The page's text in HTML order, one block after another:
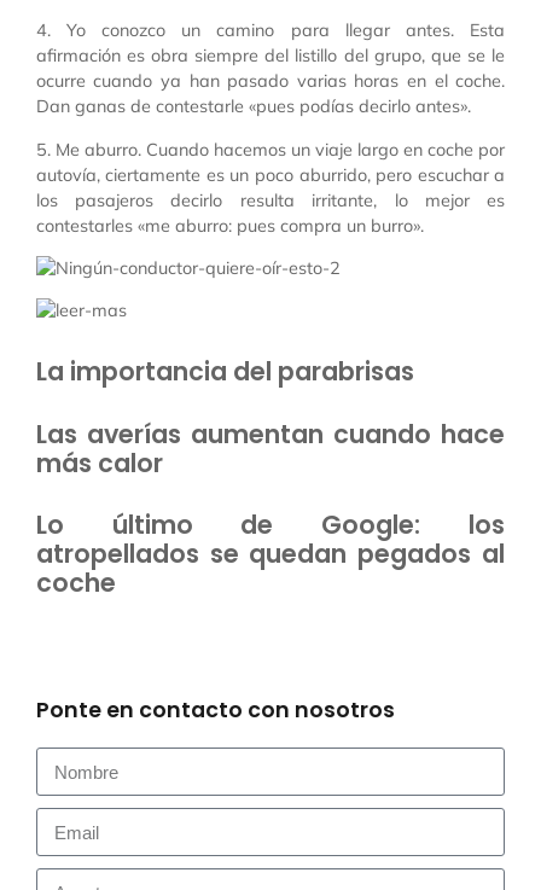
4. Yo conozco un camino para llegar antes. Esta
afirmación es obra siempre del listillo del grupo, que se le
ocurre cuando ya han pasado varias horas en el coche.
Dan ganas de contestarle «pues podías decirlo antes».
5. Me aburro. Cuando hacemos un viaje largo en coche por
autovía, ciertamente es un poco aburrido, pero escuchar a
los pasajeros decirlo resulta irritante, lo mejor es
contestarles «me aburro: pues compra un burro».
La importancia del parabrisas
Las averías aumentan cuando hace
más calor
Lo último de Google: los
atropellados se quedan pegados al
coche
Ponte en contacto con nosotros